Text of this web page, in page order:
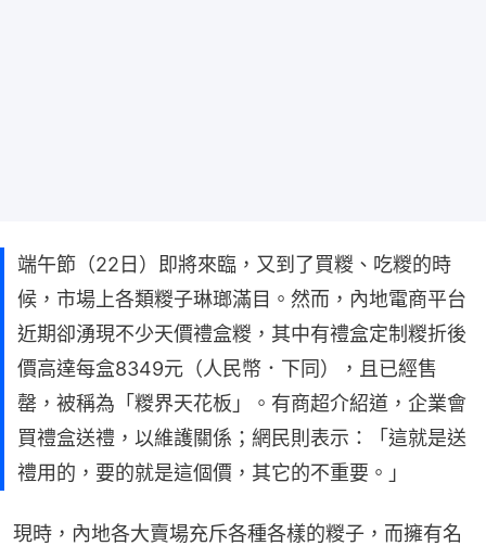
端午節（22日）即將來臨，又到了買糉、吃糉的時
候，市場上各類糉子琳瑯滿目。然而，內地電商平台
近期卻湧現不少天價禮盒糉，其中有禮盒定制糉折後
價高達每盒8349元（人民幣．下同），且已經售
罄，被稱為「糉界天花板」。有商超介紹道，企業會
買禮盒送禮，以維護關係；網民則表示：「這就是送
禮用的，要的就是這個價，其它的不重要。」
現時，內地各大賣場充斥各種各樣的糉子，而擁有名